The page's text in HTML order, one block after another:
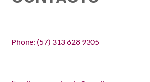
Phone: (57) 313 628 9305